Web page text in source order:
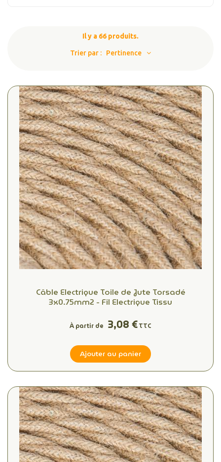
Il y a 66 produits.
Trier par : Pertinence
Câble Electrique Toile de Jute Torsadé
3x0.75mm2 - Fil Electrique Tissu
À partir de 3,08 €TTC
Ajouter au panier